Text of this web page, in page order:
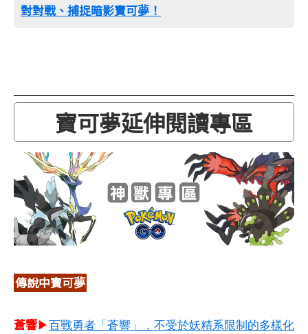
對對戰、捕捉暗影寶可夢！
寶可夢延伸閱讀專區
傳說中寶可夢
蒼響▶百戰勇者「蒼響」，不受於妖精系限制的多樣化